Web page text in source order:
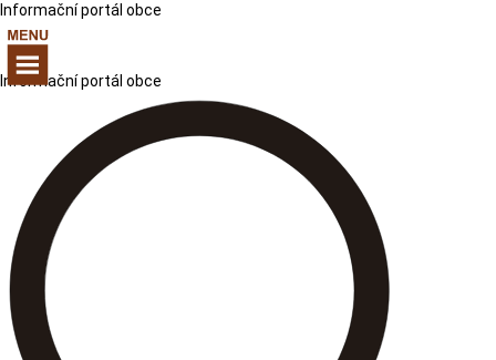
Informační portál obce
Informační portál obce